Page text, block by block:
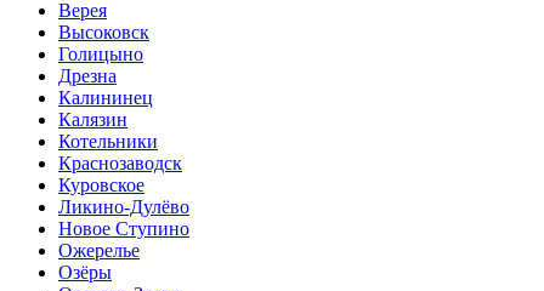
Верея
Высоковск
Голицыно
Дрезна
Калининец
Калязин
Котельники
Краснозаводск
Куровское
Ликино-Дулёво
Новое Ступино
Ожерелье
Озёры